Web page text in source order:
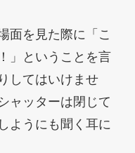
面を見た際に「こ
」ということを言
してはいけませ
ャッターは閉じて
ようにも聞く耳に